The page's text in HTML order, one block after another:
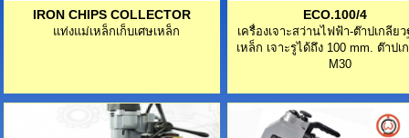
IRON CHIPS COLLECTOR
แท่งแม่เหล็กเก็บเศษเหล็ก
ECO.100/4
เครื่องเจาะสว่านไฟฟ้า-ต๊าปเกลีย
เหล็ก เจาะรูได้ถึง 100 mm. ต๊าปเ
M30